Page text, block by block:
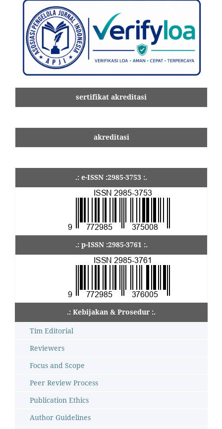
sertifikat akreditasi
akreditasi
.: e-ISSN :2985-3753 :.
.: p-ISSN :2985-3761 :.
.: Kebijakan & Prosedur :.
Tim Editorial
Reviewers
Focus and Scope
Peer Review Process
Publication Ethics
Author Guidelines